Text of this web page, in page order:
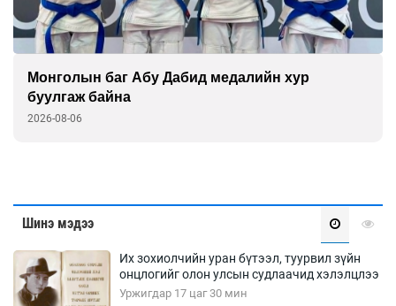
Монголын баг Абу Дабид медалийн хур
буулгаж байна
2026-08-06
Шинэ мэдээ
Их зохиолчийн уран бүтээл, туурвил зүйн
онцлогийг олон улсын судлаачид хэлэлцлээ
Уржигдар 17 цаг 30 мин